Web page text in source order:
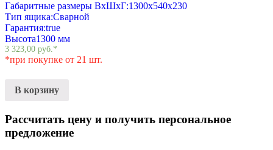
Габаритные размеры ВхШхГ:1300х540х230
Тип ящика:Сварной
Гарантия:true
Высота1300 мм
3 323,00 руб.*
*при покупке от 21 шт.
В корзину
Рассчитать цену и получить персональное
предложение